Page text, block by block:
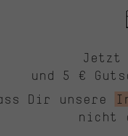
Jetzt
und 5 €
Dir unsere
nicht